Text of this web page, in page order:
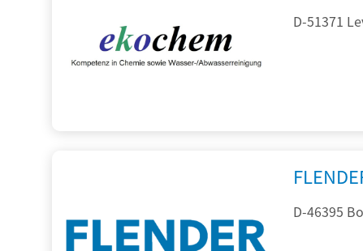
D-51371
D-46395